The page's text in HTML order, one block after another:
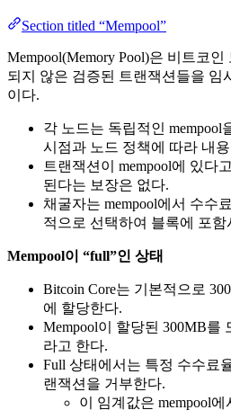
Section titled “Mempool”
Mempool(Memory Pool)은 비트코
되지 않은 검증된 트랜잭션들을 임
이다.
각 노드는 독립적인
시점과 노드 정책에 따라 내
트랜잭션이 mempool에 있다
된다는 보장은 없다.
채굴자는 mempool에서 수수
적으로 선택하여 블록에 포함
Mempool이 “full”인 상태
Bitcoin Core는 기본적으로
에 할당한다.
Mempool이 할당된 300MB를
라고 한다.
Full 상태에서는 특정 수수료
랜잭션을 거부한다.
이 임계값은 mempool